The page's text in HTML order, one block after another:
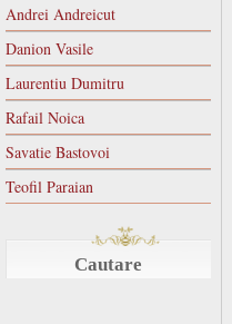
Andrei Andreicut
Danion Vasile
Laurentiu Dumitru
Rafail Noica
Savatie Bastovoi
Teofil Paraian
Cautare